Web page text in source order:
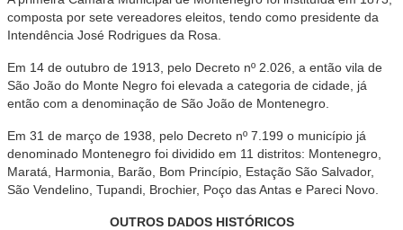
composta por sete vereadores eleitos, tendo como presidente da
Intendência José Rodrigues da Rosa.
Em 14 de outubro de 1913, pelo Decreto nº 2.026, a então vila de
São João do Monte Negro foi elevada a categoria de cidade, já
então com a denominação de São João de Montenegro.
Em 31 de março de 1938, pelo Decreto nº 7.199 o município já
denominado Montenegro foi dividido em 11 distritos: Montenegro,
Maratá, Harmonia, Barão, Bom Princípio, Estação São Salvador,
São Vendelino, Tupandi, Brochier, Poço das Antas e Pareci Novo.
OUTROS DADOS HISTÓRICOS